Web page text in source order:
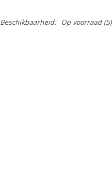
Beschikbaarheid: Op voorraad(5)